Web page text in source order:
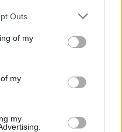
Outs
of my
my
my
in Energreen